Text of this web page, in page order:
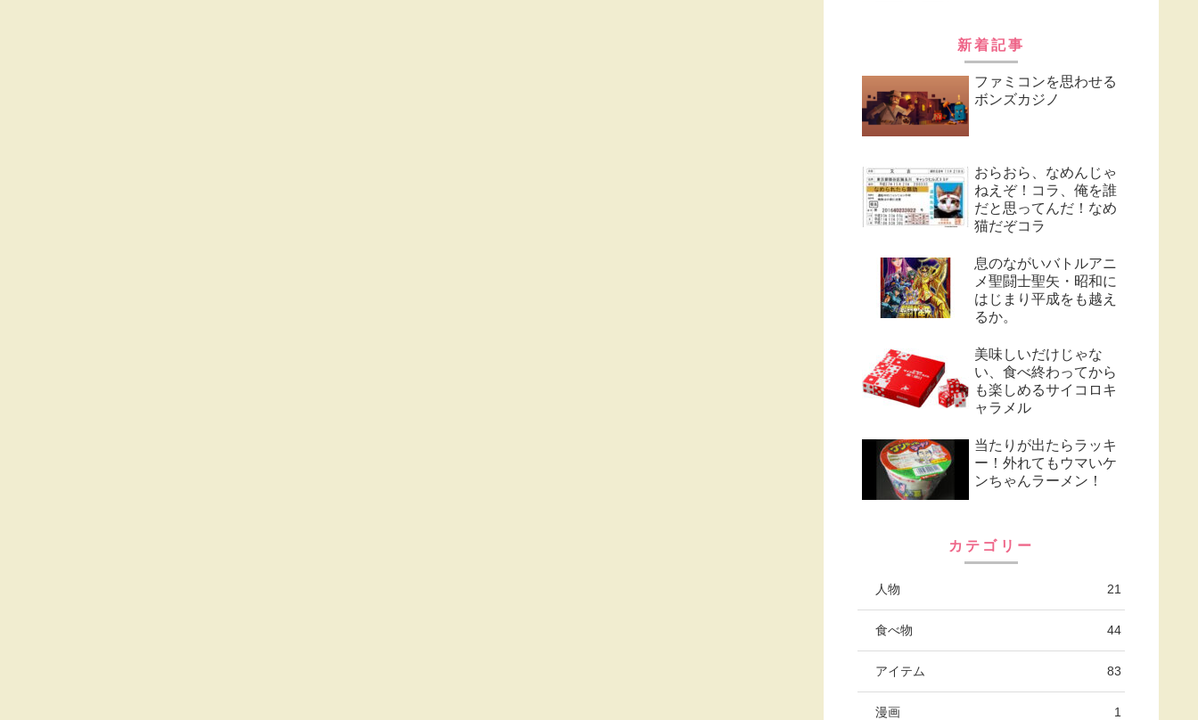
新着記事
ファミコンを思わせる
ボンズカジノ
おらおら、なめんじゃ
ねえぞ！コラ、俺を誰
だと思ってんだ！なめ
猫だぞコラ
息のながいバトルアニ
メ聖闘士聖矢・昭和に
はじまり平成をも越え
るか。
美味しいだけじゃな
い、食べ終わってから
も楽しめるサイコロキ
ャラメル
当たりが出たらラッキ
ー！外れてもウマいケ
ンちゃんラーメン！
カテゴリー
人物 21
食べ物 44
アイテム 83
漫画 1